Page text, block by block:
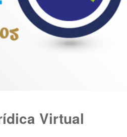
Virtual